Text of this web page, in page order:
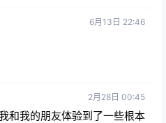
和我的朋友体验到了一些根本
关卡可以多人游戏，而且即使